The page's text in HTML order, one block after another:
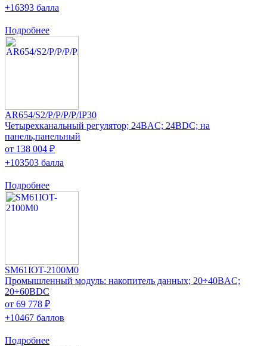
+16393 балла
Подробнее
AR654/S2/P/P/P/P/IP30
Четырехканальный регулятор; 24ВAC; 24ВDC; на
панель,панельный
от 138 004 ₽
+103503 балла
Подробнее
SM61IOT-2100M0
Промышленный модуль: накопитель данных; 20÷40ВAC;
20÷60ВDC
от 69 778 ₽
+10467 баллов
Подробнее